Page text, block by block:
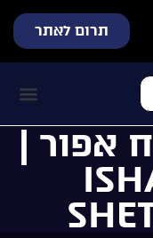
תרום לאתר
אפור |